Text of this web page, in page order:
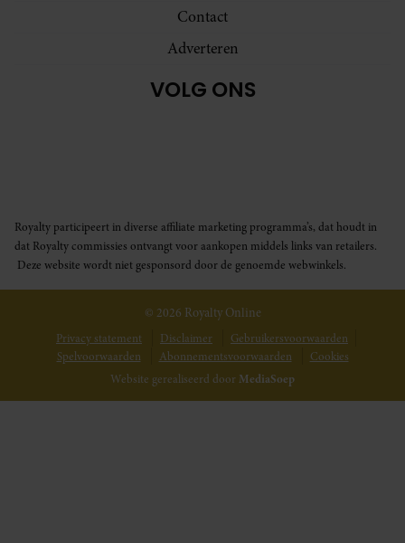
Contact
Adverteren
VOLG ONS
Royalty participeert in diverse affiliate marketing programma’s, dat houdt in
dat Royalty commissies ontvangt voor aankopen middels links van retailers.
Deze website wordt niet gesponsord door de genoemde webwinkels.
© 2026 Royalty Online
Privacy statement Disclaimer
Gebruikersvoorwaarden
Spelvoorwaarden
Abonnementsvoorwaarden
Cookies
Website gerealiseerd door MediaSoep